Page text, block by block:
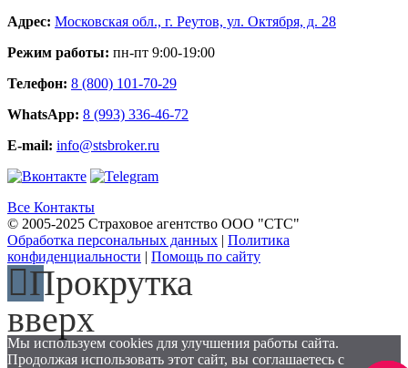
Адрес: Московская обл., г. Реутов, ул. Октября, д. 28
Режим работы: пн-пт 9:00-19:00
Телефон: 8 (800) 101-70-29
WhatsApp: 8 (993) 336-46-72
E-mail: info@stsbroker.ru
Все Контакты
© 2005-2025 Страховое агентство ООО "СТС"
Обработка персональных данных
Политика
конфиденциальности
Помощь по сайту
Прокрутка
вверх
Мы используем cookies для улучшения работы сайта.
Продолжая использовать этот сайт, вы соглашаетесь с